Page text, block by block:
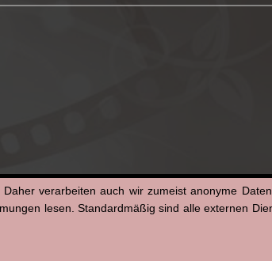
verarbeiten auch wir zumeist anonyme
lesen. Standardmäßig sind alle externen